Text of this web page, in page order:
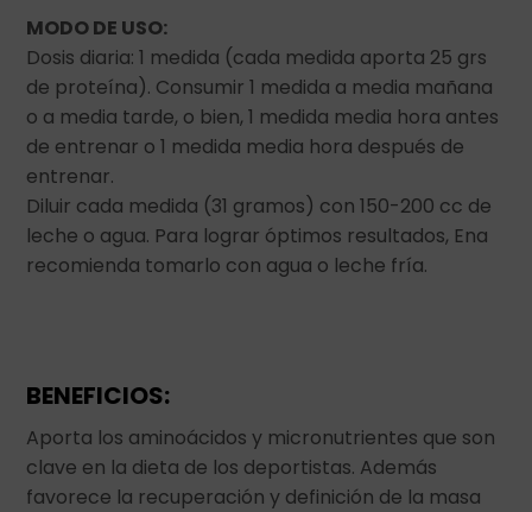
MODO DE USO:
Dosis diaria: 1 medida (cada medida aporta 25 grs
de proteína). Consumir 1 medida a media mañana
o a media tarde, o bien, 1 medida media hora antes
de entrenar o 1 medida media hora después de
entrenar.
Diluir cada medida (31 gramos) con 150-200 cc de
leche o agua. Para lograr óptimos resultados, Ena
recomienda tomarlo con agua o leche fría.
BENEFICIOS:
Aporta los aminoácidos y micronutrientes que son
clave en la dieta de los deportistas. Además
favorece la recuperación y definición de la masa